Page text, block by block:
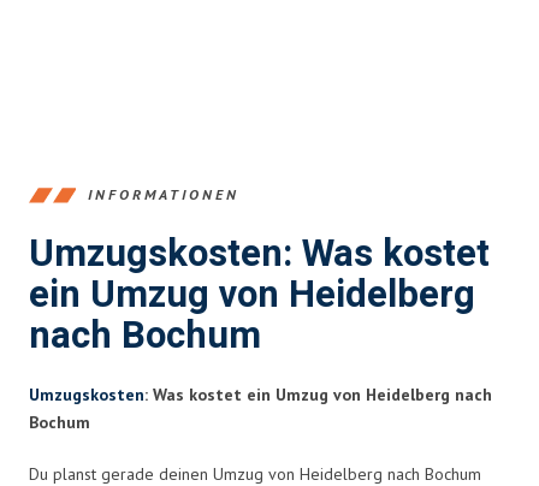
INFORMATIONEN
Umzugskosten: Was kostet
ein Umzug von Heidelberg
nach Bochum
Umzugskosten: Was kostet ein Umzug von Heidelberg nach
Bochum
Du planst gerade deinen Umzug von Heidelberg nach Bochum